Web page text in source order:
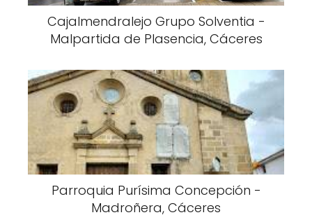
Cajalmendralejo Grupo Solventia -
Malpartida de Plasencia, Cáceres
Parroquia Purísima Concepción -
Madroñera, Cáceres